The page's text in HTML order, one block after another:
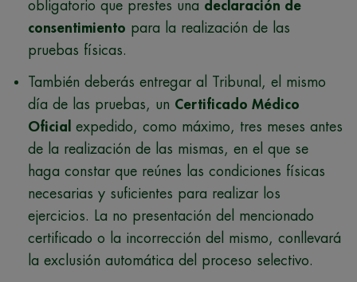
obligatorio que prestes una declaración de
consentimiento para la realización de las
pruebas físicas.
También deberás entregar al Tribunal, el mismo
día de las pruebas, un Certificado Médico
Oficial
expedido, como máximo, tres meses antes
de la realización de las mismas, en el que se
haga constar que reúnes las condiciones físicas
necesarias y suficientes para realizar los
ejercicios. La no presentación del mencionado
certificado o la incorrección del mismo, conllevará
la exclusión automática del proceso selectivo.